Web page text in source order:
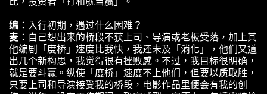
编 ：入行初期，遇过什么困难？
麦 ：自己想出来的桥段不获上司、导演或老板受落，加上其
他编剧「度桥」速度比我快，我还未及「消化」，他们又道
出几个新构思，我觉得很有挫败感。不过，我目标很明确，
就是要斗赢。纵使「度桥」速度不上他们，但要以质取胜，
只要上司和导演接受我的桥段，电影作品里便会有我的创